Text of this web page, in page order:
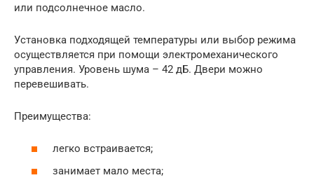
или подсолнечное масло.
Установка подходящей температуры или выбор режима
осуществляется при помощи электромеханического
управления. Уровень шума – 42 дБ. Двери можно
перевешивать.
Преимущества:
легко встраивается;
занимает мало места;